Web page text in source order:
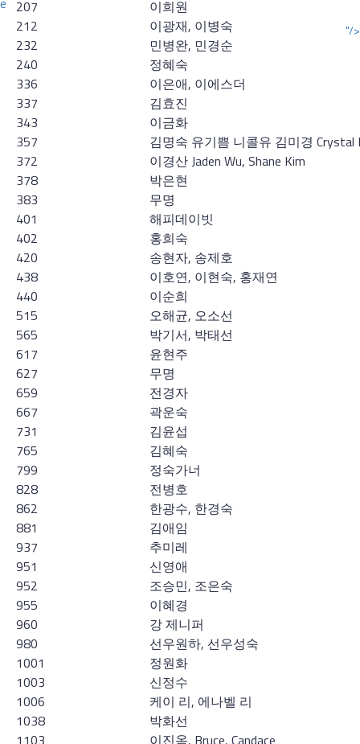
"/>
207
이희원
212
이광재, 이병숙
232
민병완, 민경순
240
정혜숙
336
이은애, 이에스더
337
김효진
343
이금화
357
김명숙 유기쁨 니콜유 김미경 Crystal
372
이경산 Jaden Wu, Shane Kim
378
박은현
383
무명
401
해피데이빗
402
홍희숙
420
송현자, 송제호
438
이호연, 이현숙, 홍재연
440
이순희
515
오해균, 오소선
565
박기서, 박태선
617
윤현주
627
무명
659
전경자
667
곽운숙
731
김윤섭
765
김혜숙
799
정숙가너
828
전병호
862
한광수, 한경숙
881
김애임
937
추미레
951
신영애
952
조승민, 조은숙
955
이혜경
960
강 제니퍼
980
선우원하, 선우성숙
1001
정원화
1003
신정수
1006
케이 리, 에나벨 리
1038
박화선
1103
이진옥, Bruce, Candace